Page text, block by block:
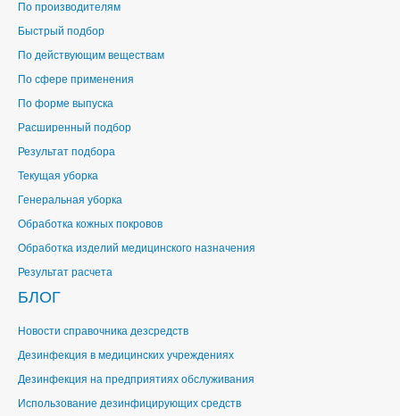
По производителям
Быстрый подбор
По действующим веществам
По сфере применения
По форме выпуска
Расширенный подбор
Результат подбора
Текущая уборка
Генеральная уборка
Обработка кожных покровов
Обработка изделий медицинского назначения
Результат расчета
БЛОГ
Новости справочника дезсредств
Дезинфекция в медицинских учреждениях
Дезинфекция на предприятиях обслуживания
Использование дезинфицирующих средств